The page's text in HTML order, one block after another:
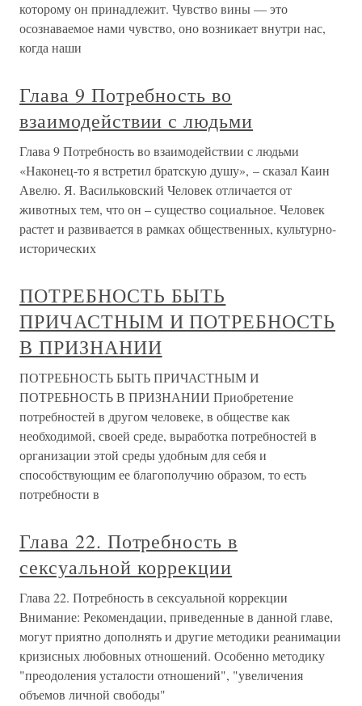
которому он принадлежит. Чувство вины — это
осознаваемое нами чувство, оно возникает внутри нас,
когда наши
Глава 9 Потребность во
взаимодействии с людьми
Глава 9 Потребность во взаимодействии с людьми
«Наконец-то я встретил братскую душу», – сказал Каин
Авелю. Я. Васильковский Человек отличается от
животных тем, что он – существо социальное. Человек
растет и развивается в рамках общественных, культурно-
исторических
ПОТРЕБНОСТЬ БЫТЬ
ПРИЧАСТНЫМ И ПОТРЕБНОСТЬ
В ПРИЗНАНИИ
ПОТРЕБНОСТЬ БЫТЬ ПРИЧАСТНЫМ И
ПОТРЕБНОСТЬ В ПРИЗНАНИИ Приобретение
потребностей в другом человеке, в обществе как
необходимой, своей среде, выработка потребностей в
организации этой среды удобным для себя и
способствующим ее благополучию образом, то есть
потребности в
Глава 22. Потребность в
сексуальной коррекции
Глава 22. Потребность в сексуальной коррекции
Внимание: Рекомендации, приведенные в данной главе,
могут приятно дополнять и другие методики реанимации
кризисных любовных отношений. Особенно методику
"преодоления усталости отношений", "увеличения
объемов личной свободы"